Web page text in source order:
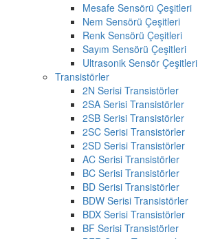
Mesafe Sensörü Çeşitleri
Nem Sensörü Çeşitleri
Renk Sensörü Çeşitleri
Sayım Sensörü Çeşitleri
Ultrasonik Sensör Çeşitleri
Transistörler
2N Serisi Transistörler
2SA Serisi Transistörler
2SB Serisi Transistörler
2SC Serisi Transistörler
2SD Serisi Transistörler
AC Serisi Transistörler
BC Serisi Transistörler
BD Serisi Transistörler
BDW Serisi Transistörler
BDX Serisi Transistörler
BF Serisi Transistörler